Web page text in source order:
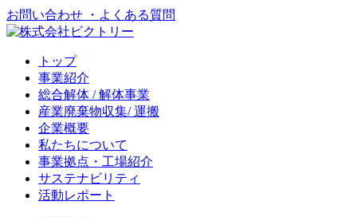
お問い合わせ ・よくある質問
トップ
事業紹介
総合解体 / 解体事業
産業廃棄物収集/ 運搬
企業概要
私たちについて
事業拠点・工場紹介
サステナビリティ
活動レポート